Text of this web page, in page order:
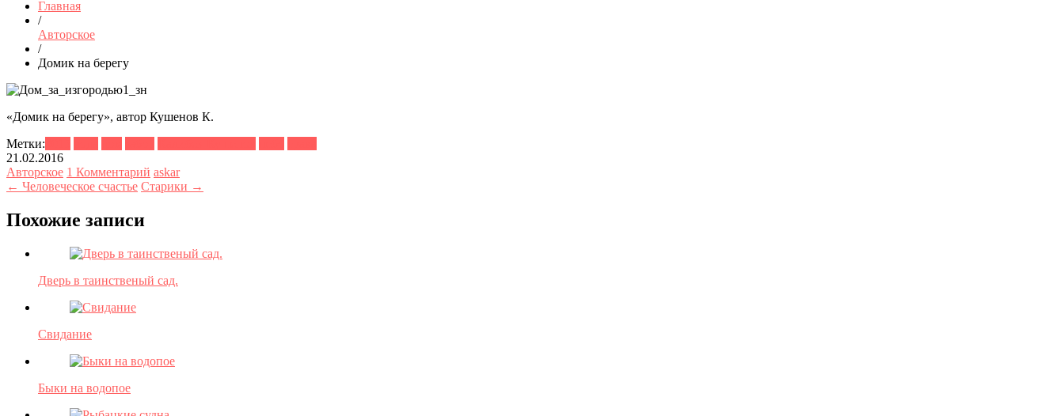
Главная
/
Авторское
/
Домик на берегу
«Домик на берегу», автор Кушенов К.
Метки:
21.02.2016
Авторское 1 Комментарий askar
← Человеческое счастье Старики →
Похожие записи
Дверь в таинственый сад.
Свидание
Быки на водопое